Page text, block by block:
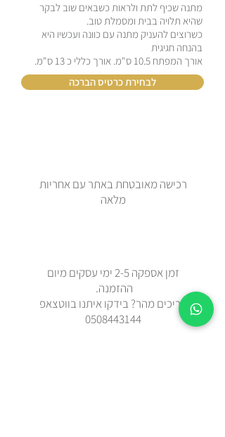
מתנה שכיף לתת ולראות כשבאים שוב לבקר
שהיא תלויה בבית ומסמלת טוב.
כשרוצים להעניק מתנה עם כוונה ועכשיו היא
בהנחה חגיגית
אורך המפתח 10.5 ס"מ. אורך כללי כ 13 ס"מ.
לבחירת כרטיס הברכה
רכישה מאובטחת באתר עם אחריות
מלאה
זמן אספקה 2-5 ימי עסקים מיום
ההזמנה.
צריכים מהר? בידקו איתנו בווטצאפ
0508443144